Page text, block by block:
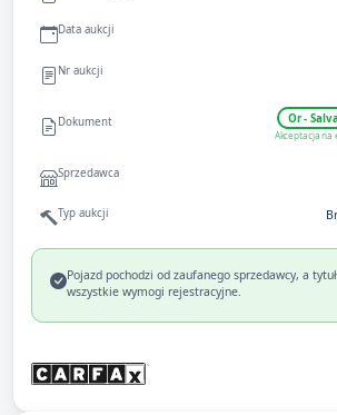
Data aukcji
Nr aukcji
Dokument Or -
Akceptacja na
Sprzedawca
Typ aukcji
Pojazd pochodzi od zaufanego sprzedawcy, a tytuł
wszystkie wymogi rejestracyjne.